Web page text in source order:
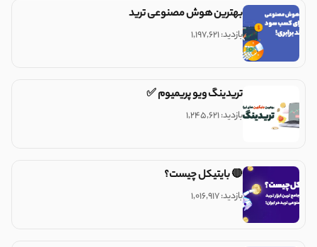
بهترین هوش مصنوعی ترید
بازدید: ۱,۱۹۷,۶۲۱
تریدینگ ویو پریمیوم ✅
بازدید: ۱,۲۴۵,۶۲۱
🔴 بایتیکل چیست؟
بازدید: ۱,۰۱۶,۹۱۷